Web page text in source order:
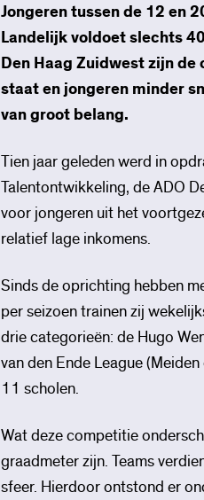
Jongeren tussen de 12 en
Landelijk voldoet slechts
Den Haag Zuidwest zijn
staat en jongeren minder
van groot belang.
Tien jaar geleden werd in
Talentontwikkeling, de ADO
voor jongeren uit het
relatief lage inkomens.
Sinds de oprichting hebben
per seizoen trainen zij
drie categorieën: de Hugo
van den Ende League
11 scholen.
Wat deze competitie
graadmeter zijn. Teams
sfeer. Hierdoor ontstond er